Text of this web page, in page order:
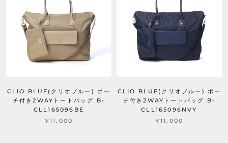
CLIO BLUE(クリオブルー) ポー
チ付き2WAYトートバッグ B-
CLL165096BE
¥11,000
CLIO BLUE(クリオブルー) ポー
チ付き2WAYトートバッグ B-
CLL165096NVY
¥11,000